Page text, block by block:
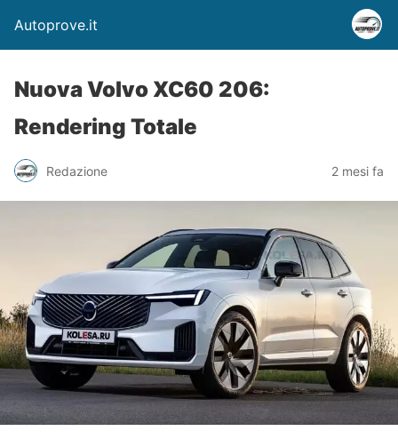
Autoprove.it
Nuova Volvo XC60 206:
Rendering Totale
Redazione 2 mesi fa